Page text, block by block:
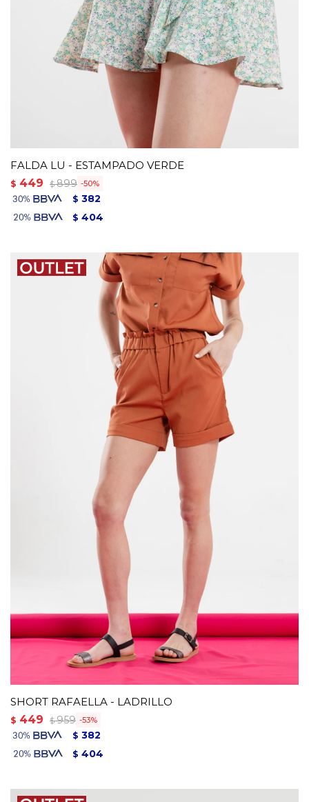
FALDA LU - ESTAMPADO VERDE
$ 449 $ 899 50
$ 382
$ 404
SHORT RAFAELLA - LADRILLO
$ 449 $ 959 53
$ 382
$ 404